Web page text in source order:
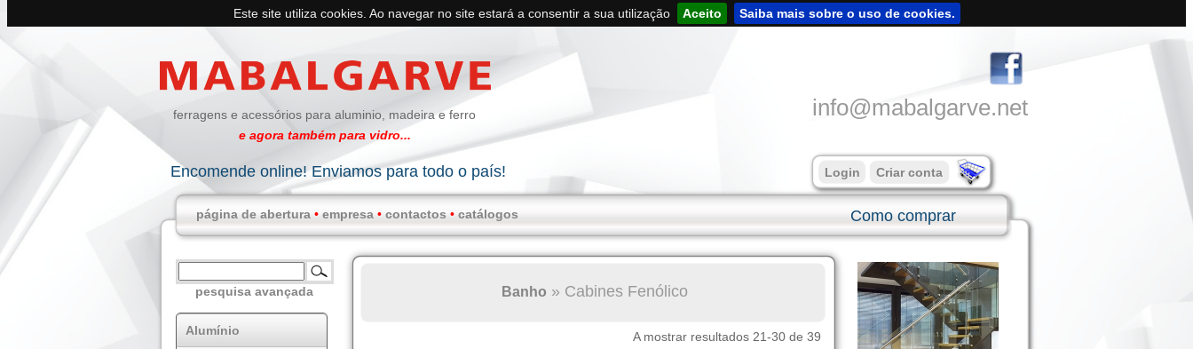
Este site utiliza cookies. Ao navegar no site estará a consentir a sua utilização Aceito Saiba mais sobre o uso de cookies.
ferragens e acessórios para aluminio, madeira e ferro
e agora também para vidro...
info@mabalgarve.net
Encomende online! Enviamos para todo o país! Login Criar conta
página de abertura • empresa • contactos • catálogos Como comprar
pesquisa avançada
Alumínio
Banho » Cabines Fenólico
A mostrar resultados 21-30 de 39